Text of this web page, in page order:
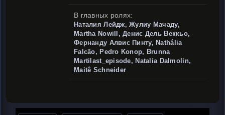
В главных ролях:
Наталия Лейдж, Жулиу Мачаду,
Martha Nowill, Денис Дель Веккьо,
Фернанду Алвис Пинту, Nathália
Falcão, Pedro Konop, Brunna
Martilast_episode, Natalia Dalmolin,
Maitê Schneider